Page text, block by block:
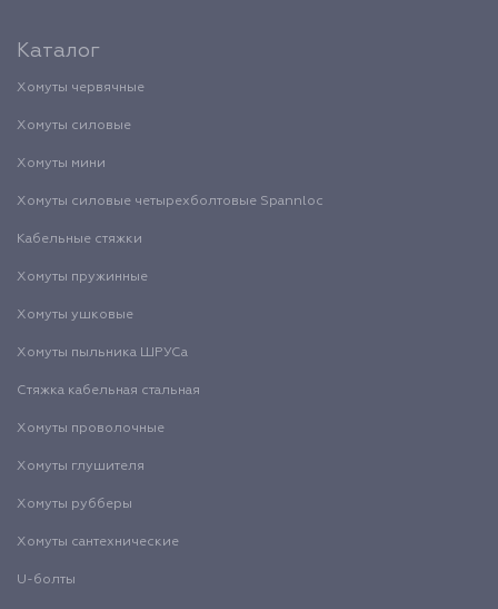
Каталог
Хомуты червячные
Хомуты силовые
Хомуты мини
Хомуты силовые четырехболтовые Spannloc
Кабельные стяжки
Хомуты пружинные
Хомуты ушковые
Хомуты пыльника ШРУСа
Стяжка кабельная стальная
Хомуты проволочные
Хомуты глушителя
Хомуты рубберы
Хомуты сантехнические
U-болты